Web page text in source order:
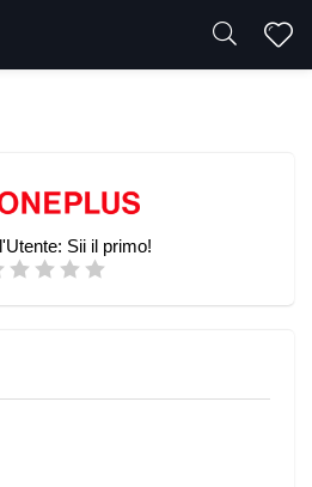
Sii il primo!